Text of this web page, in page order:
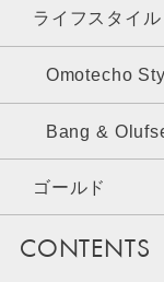
ライフスタイル
Omotecho
Bang &
ゴールド
CONTENTS